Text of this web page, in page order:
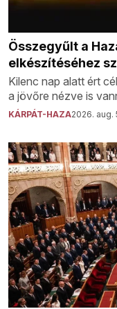
Összegyűlt a
elkészítéséhez
Kilenc nap alatt ért
a jövőre nézve is
KÁRPÁT-HAZA2026. aug.